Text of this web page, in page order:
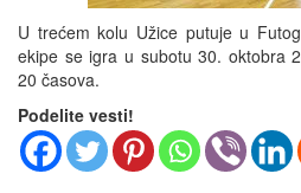
U trećem kolu Užice putuje u
ekipe se igra u subotu 30. oktobra
20 časova.
Podelite vesti!